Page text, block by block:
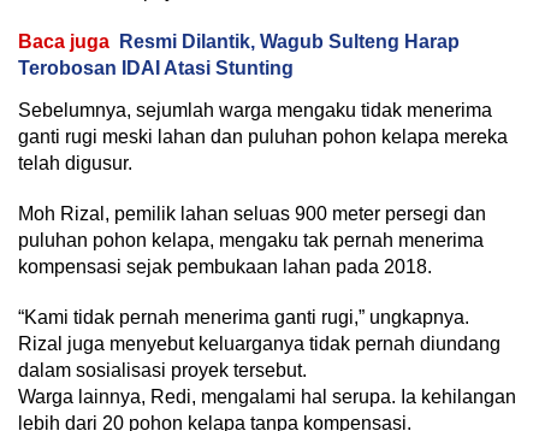
Baca juga
Resmi Dilantik, Wagub Sulteng Harap
Terobosan IDAI Atasi Stunting
Sebelumnya, sejumlah warga mengaku tidak menerima
ganti rugi meski lahan dan puluhan pohon kelapa mereka
telah digusur.
Moh Rizal, pemilik lahan seluas 900 meter persegi dan
puluhan pohon kelapa, mengaku tak pernah menerima
kompensasi sejak pembukaan lahan pada 2018.
“Kami tidak pernah menerima ganti rugi,” ungkapnya.
Rizal juga menyebut keluarganya tidak pernah diundang
dalam sosialisasi proyek tersebut.
Warga lainnya, Redi, mengalami hal serupa. Ia kehilangan
lebih dari 20 pohon kelapa tanpa kompensasi.